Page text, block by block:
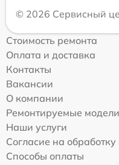
© 2026 Сервисный
Стоимость ремонта
Оплата и доставка
Контакты
Вакансии
О компании
Ремонтируемые модели
Наши услуги
Согласие на
Способы оплаты